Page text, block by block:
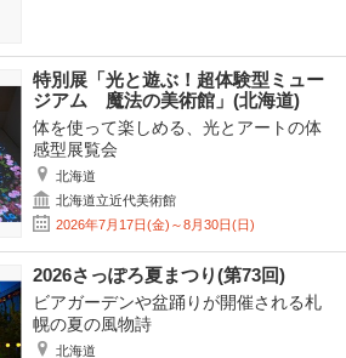
特別展「光と遊ぶ！超体験型ミュー
ジアム 魔法の美術館」(北海道)
体を使って楽しめる、光とアートの体
感型展覧会
北海道
北海道立近代美術館
2026年7月17日(金)～8月30日(日)
2026さっぽろ夏まつり(第73回)
ビアガーデンや盆踊りが開催される札
幌の夏の風物詩
北海道